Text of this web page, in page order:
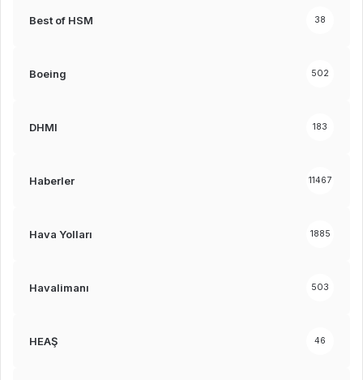
Best of HSM 38
Boeing 502
DHMI 183
Haberler 11467
Hava Yolları 1885
Havalimanı 503
HEAŞ 46